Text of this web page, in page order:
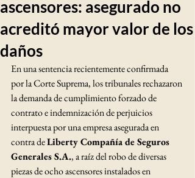
ascensores: asegurado no
acreditó mayor valor de los
daños
En una sentencia recientemente confirmada
por la Corte Suprema, los tribunales rechazaron
la demanda de cumplimiento forzado de
contrato e indemnización de perjuicios
interpuesta por una empresa asegurada en
contra de Liberty Compañía de Seguros
Generales S.A., a raíz del robo de diversas
piezas de ocho ascensores instalados en